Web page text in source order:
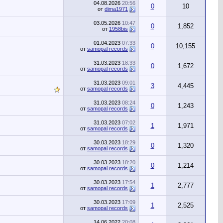
04.08.2026 20:56
от dima1971 0 10
03.05.2026 10:47
от 1958bis 0 1,852
01.04.2023 07:33
от samopal records 0 10,155
31.03.2023 18:33
от samopal records 0 1,672
31.03.2023 09:01
от samopal records 3 4,445
31.03.2023 08:24
от samopal records 0 1,243
31.03.2023 07:02
от samopal records 1 1,971
30.03.2023 18:29
от samopal records 0 1,320
30.03.2023 18:20
от samopal records 0 1,214
30.03.2023 17:54
от samopal records 1 2,777
30.03.2023 17:09
от samopal records 1 2,525